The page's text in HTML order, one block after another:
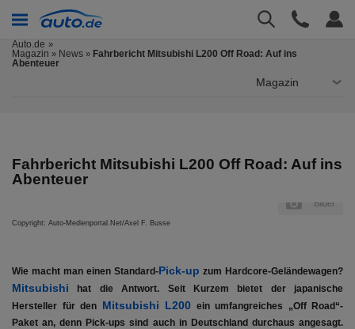
Auto.de
Magazin » News » Fahrbericht Mitsubishi L200 Off Road: Auf ins
Abenteuer
Magazin
Fahrbericht Mitsubishi L200 Off Road: Auf ins
Abenteuer
Bilder
Copyright: Auto-Medienportal.Net/Axel F. Busse
Wie macht man einen Standard-Pick-up zum Hardcore-Geländewagen?
Mitsubishi hat die Antwort. Seit Kurzem bietet der japanische
Hersteller für den Mitsubishi L200 ein umfangreiches „Off Road“-
Paket an, denn Pick-ups sind auch in Deutschland durchaus angesagt.